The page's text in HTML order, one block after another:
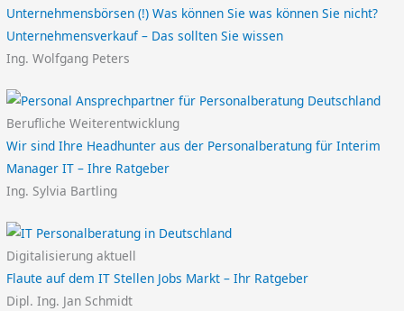
Unternehmensbörsen (!) Was können Sie was können Sie nicht?
Unternehmensverkauf – Das sollten Sie wissen
Ing. Wolfgang Peters
Berufliche Weiterentwicklung
Wir sind Ihre Headhunter aus der Personalberatung für Interim
Manager IT – Ihre Ratgeber
Ing. Sylvia Bartling
Digitalisierung aktuell
Flaute auf dem IT Stellen Jobs Markt – Ihr Ratgeber
Dipl. Ing. Jan Schmidt